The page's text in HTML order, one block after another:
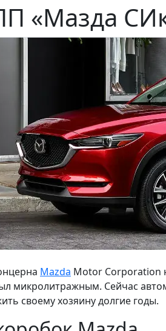
«Мазда
Mazda Motor Corporation
микролитражным. Сейчас
своему хозяину долгие годы.